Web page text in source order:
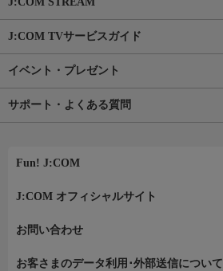
J:COM TVサービスガイド
イベント・プレゼント
サポート・よくある質問
Fun! J:COM
J:COM オフィシャルサイト
お問い合わせ
お客さまのデータ利用･外部送信について